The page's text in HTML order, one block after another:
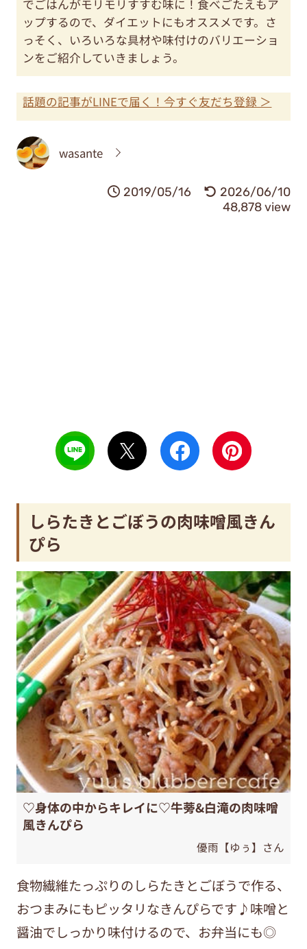
でごはんがモリモリすすむ味に！食べごたえもア
ップするので、ダイエットにもオススメです。さ
っそく、いろいろな具材や味付けのバリエーショ
ンをご紹介していきましょう。
話題の記事がLINEで届く！今すぐ友だち登録 ＞
wasante
2019/05/16
2026/06/10
48,878 view
しらたきとごぼうの肉味噌風きん
ぴら
♡身体の中からキレイに♡牛蒡&白滝の肉味噌
風きんぴら
優雨【ゆぅ】さん
食物繊維たっぷりのしらたきとごぼうで作る、
おつまみにもピッタリなきんぴらです♪味噌と
醤油でしっかり味付けるので、お弁当にも◎